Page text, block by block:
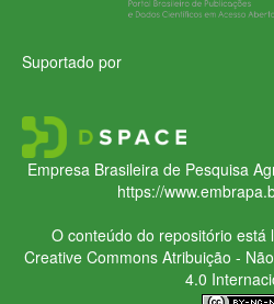
Suportado por
Empresa Brasileira de Pesquisa
https://
O conteúdo do repositório está
Creative CommonsAtribuição -
4.0